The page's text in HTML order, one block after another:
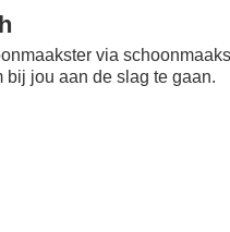
via
bij jou aan de slag te gaan.